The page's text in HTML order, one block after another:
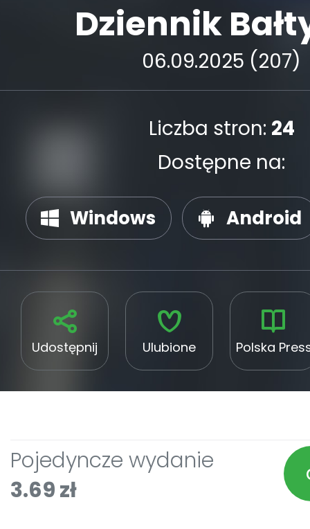
Dziennik
06.09.2025 (207)
Liczba stron: 24
Dostępne na:
Windows Android
Udostępnij Ulubione Polska
Pojedyncze wydanie
3.69 zł